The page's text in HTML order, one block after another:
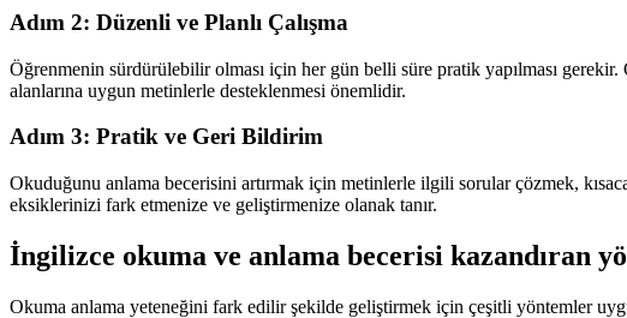
Adım 2: Düzenli ve Planlı Çalışma
Öğrenmenin sürdürülebilir olması için her gün belli süre pratik yapılması
alanlarına uygun metinlerle desteklenmesi önemlidir.
Adım 3: Pratik ve Geri Bildirim
Okuduğunu anlama becerisini artırmak için metinlerle ilgili sorular çözmek,
eksiklerinizi fark etmenize ve geliştirmenize olanak tanır.
İngilizce okuma ve anlama becerisi kazandıran
Okuma anlama yeteneğini fark edilir şekilde geliştirmek için çeşitli yöntemler